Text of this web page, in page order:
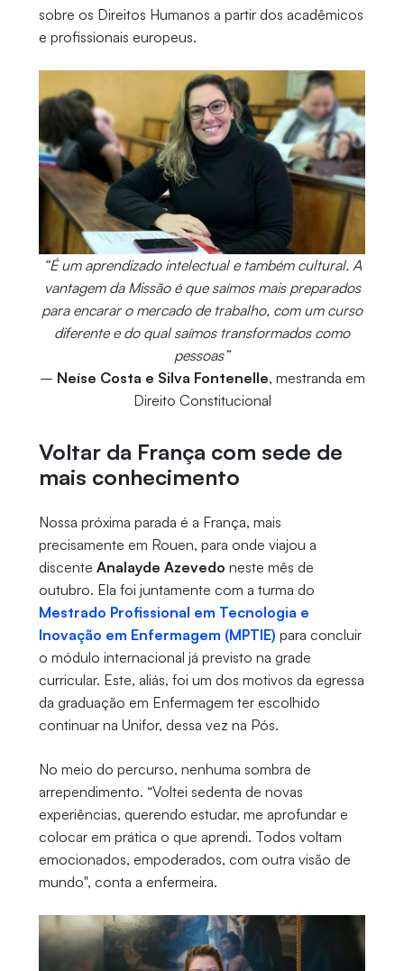
sobre os Direitos Humanos a partir dos acadêmicos
e profissionais europeus.
“É um aprendizado intelectual e também cultural. A
vantagem da Missão é que saímos mais preparados
para encarar o mercado de trabalho, com um curso
diferente e do qual saímos transformados como
pessoas”
– Neíse Costa e Silva Fontenelle, mestranda em
Direito Constitucional
Voltar da França com sede de
mais conhecimento
Nossa próxima parada é a França, mais
precisamente em Rouen, para onde viajou a
discente Analayde Azevedo neste mês de
outubro. Ela foi juntamente com a turma do
Mestrado Profissional em Tecnologia e
Inovação em Enfermagem (MPTIE) para concluir
o módulo internacional já previsto na grade
curricular. Este, aliás, foi um dos motivos da egressa
da graduação em Enfermagem ter escolhido
continuar na Unifor, dessa vez na Pós.
No meio do percurso, nenhuma sombra de
arrependimento. “Voltei sedenta de novas
experiências, querendo estudar, me aprofundar e
colocar em prática o que aprendi. Todos voltam
emocionados, empoderados, com outra visão de
mundo", conta a enfermeira.